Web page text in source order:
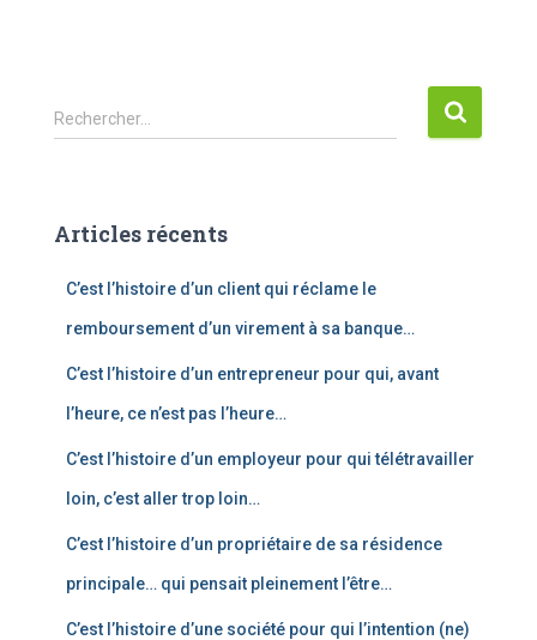
R
e
r
Rechercher…
Articles récents
C’est l’histoire d’un client qui réclame le
remboursement d’un virement à sa banque…
C’est l’histoire d’un entrepreneur pour qui, avant
l’heure, ce n’est pas l’heure…
C’est l’histoire d’un employeur pour qui télétravailler
loin, c’est aller trop loin…
C’est l’histoire d’un propriétaire de sa résidence
principale… qui pensait pleinement l’être…
C’est l’histoire d’une société pour qui l’intention (ne)